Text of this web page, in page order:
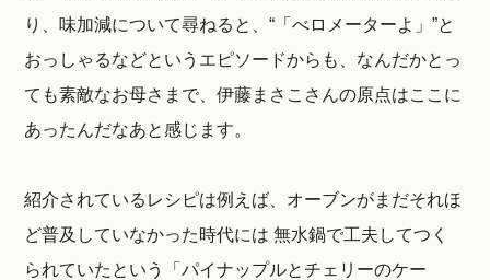
り、味加減について尋ねると、“「べロメーターよ」”と
おっしゃるなどというエピソードからも、なんだかとっ
ても素敵なお母さまで、伊藤まさこさんの原点はここに
あったんだなあと感じます。
紹介されているレシピは例えば、オーブンがまだそれほ
ど普及していなかった時代には 無水鍋で工夫してつく
られていたという「パイナップルとチェリーのケー